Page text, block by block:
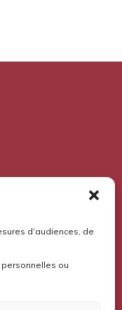
d’audiences, de
ou